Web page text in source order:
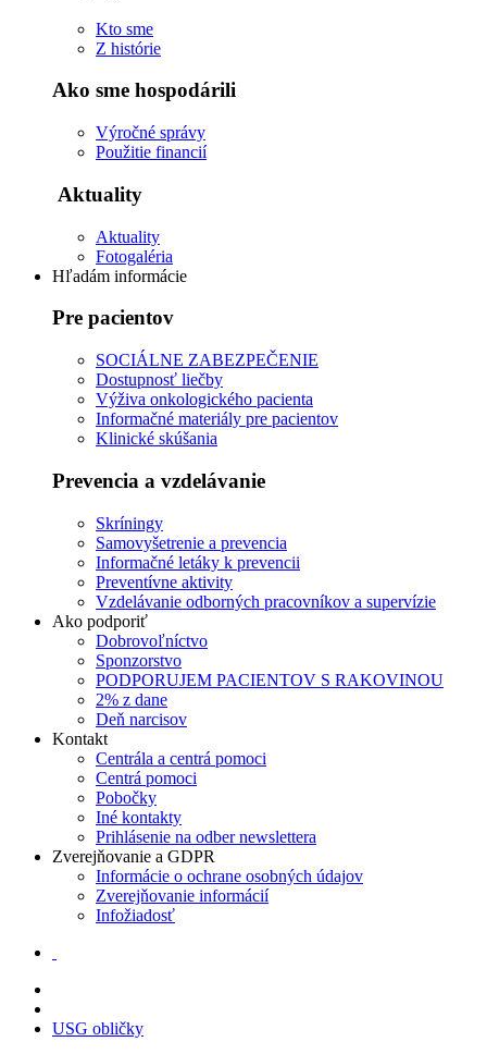
Kto sme
Z histórie
Ako sme hospodárili
Výročné správy
Použitie financií
Aktuality
Aktuality
Fotogaléria
Hľadám informácie
Pre pacientov
SOCIÁLNE ZABEZPEČENIE
Dostupnosť liečby
Výživa onkologického pacienta
Informačné materiály pre pacientov
Klinické skúšania
Prevencia a vzdelávanie
Skríningy
Samovyšetrenie a prevencia
Informačné letáky k prevencii
Preventívne aktivity
Vzdelávanie odborných pracovníkov a supervízie
Ako podporiť
Dobrovoľníctvo
Sponzorstvo
PODPORUJEM PACIENTOV S RAKOVINOU
2% z dane
Deň narcisov
Kontakt
Centrála a centrá pomoci
Centrá pomoci
Pobočky
Iné kontakty
Prihlásenie na odber newslettera
Zverejňovanie a GDPR
Informácie o ochrane osobných údajov
Zverejňovanie informácií
Infožiadosť
USG obličky